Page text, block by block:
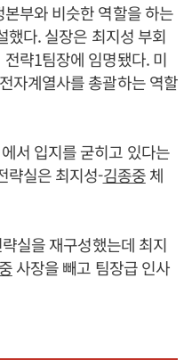
부와 비슷한 역할을 하는
했다. 실장은 최지성 부회
략1팀장에 임명됐다. 미
자계열사를 총괄하는 역할
서 입지를 굳히고 있다는
략실은 최지성-김종중체
실을 재구성했는데 최지
사장을 빼고 팀장급 인사